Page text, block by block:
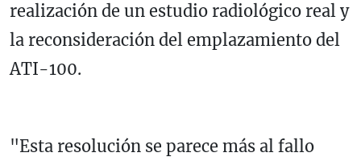
realización de un estudio radiológico real y
la reconsideración del emplazamiento del
ATI-100.
"Esta resolución se parece más al fallo